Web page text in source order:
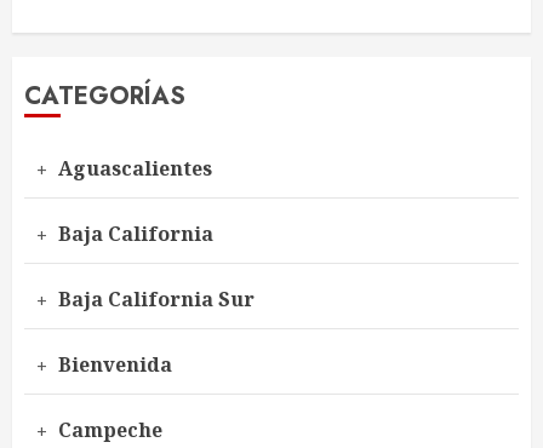
CATEGORÍAS
Aguascalientes
Baja California
Baja California Sur
Bienvenida
Campeche